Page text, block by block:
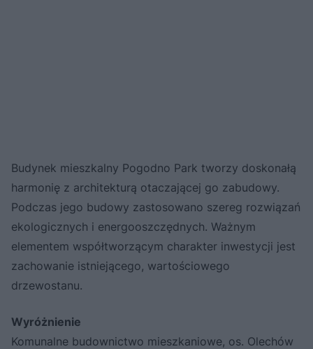
Budynek mieszkalny Pogodno Park tworzy doskonałą
harmonię z architekturą otaczającej go zabudowy.
Podczas jego budowy zastosowano szereg rozwiązań
ekologicznych i energooszczędnych. Ważnym
elementem współtworzącym charakter inwestycji jest
zachowanie istniejącego, wartościowego
drzewostanu.
Wyróżnienie
Komunalne budownictwo mieszkaniowe, os. Olechów